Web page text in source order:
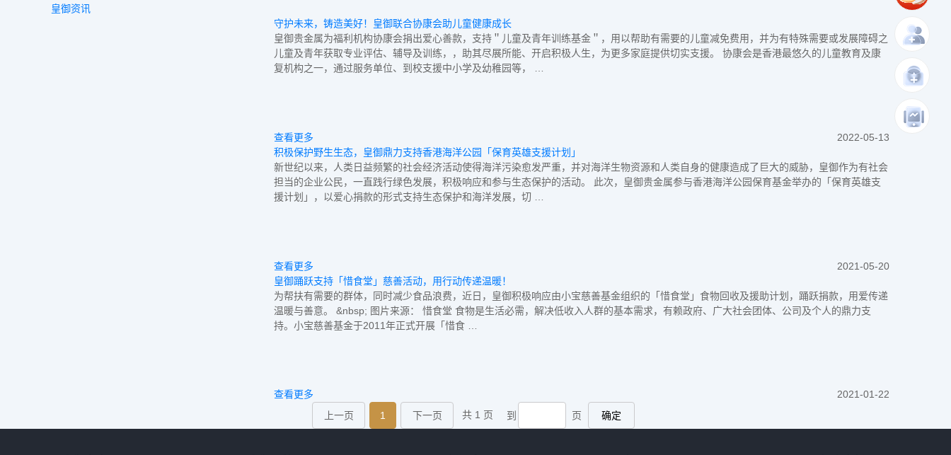
皇御资讯
守护未来，铸造美好！皇御联合协康会助儿童健康成长
皇御贵金属为福利机构协康会捐出爱心善款，支持＂儿童及青年训练基金＂，用以帮助有需要的儿童减免费用，并为有特殊需要或发展障碍之
儿童及青年获取专业评估、辅导及训练，，助其尽展所能、开启积极人生，为更多家庭提供切实支援。 协康会是香港最悠久的儿童教育及康
复机构之一，通过服务单位、到校支援中小学及幼稚园等， …
查看更多
2022-05-13
积极保护野生生态，皇御鼎力支持香港海洋公园「保育英雄支援计划」
新世纪以来，人类日益频繁的社会经济活动使得海洋污染愈发严重，并对海洋生物资源和人类自身的健康造成了巨大的威胁，皇御作为有社会
担当的企业公民，一直践行绿色发展，积极响应和参与生态保护的活动。 此次，皇御贵金属参与香港海洋公园保育基金举办的「保育英雄支
援计划」，以爱心捐款的形式支持生态保护和海洋发展，切 …
查看更多
2021-05-20
皇御踊跃支持「惜食堂」慈善活动，用行动传递温暖！
为帮扶有需要的群体，同时减少食品浪费，近日，皇御积极响应由小宝慈善基金组织的「惜食堂」食物回收及援助计划，踊跃捐款，用爱传递
温暖与善意。 &nbsp; 图片来源： 惜食堂 食物是生活必需，解决低收入人群的基本需求，有赖政府、广大社会团体、公司及个人的鼎力支
持。小宝慈善基金于2011年正式开展「惜食 …
查看更多
2021-01-22
上一页
1 下一页 共 1 页 到 页 确定